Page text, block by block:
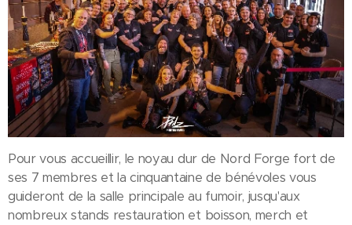
Pour vous accueillir, le noyau dur de Nord Forge fort de
ses 7 membres et la cinquantaine de bénévoles vous
guideront de la salle principale au fumoir, jusqu'aux
nombreux stands restauration et boisson, merch et